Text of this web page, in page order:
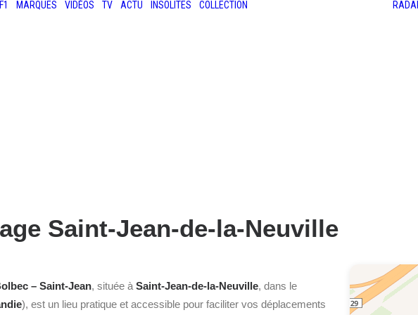
F1 MARQUES VIDÉOS TV ACTU INSOLITES COLLECTION
Saint-Jean-de-la-Neuville
– Saint-Jean, située à Saint-Jean-de-la-Neuville, dans le
), est un lieu pratique et accessible pour faciliter vos déplacements